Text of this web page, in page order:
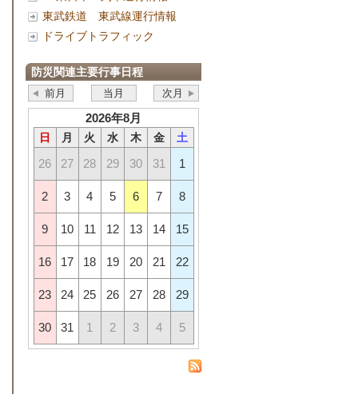
東武鉄道 東武線運行情報
ドライブトラフィック
防災関連主要行事日程
前月 当月 次月
2026年8月
日 月 火 水 木 金 土
26 27 28 29 30 31 1
2 3 4 5 6 7 8
9 10 11 12 13 14 15
16 17 18 19 20 21 22
23 24 25 26 27 28 29
30 31 1 2 3 4 5